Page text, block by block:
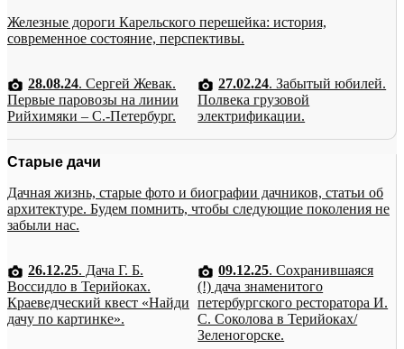
Железные дороги Карельского перешейка: история,
современное состояние, перспективы.
28.08.24. Сергей Жевак.
Первые паровозы на линии
Рийхимяки – С.-Петербург.
27.02.24. Забытый юбилей.
Полвека грузовой
электрификации.
Старые дачи
Дачная жизнь, старые фото и биографии дачников, статьи об
архитектуре. Будем помнить, чтобы следующие поколения не
забыли нас.
26.12.25. Дача Г. Б.
Воссидло в Терийоках.
Краеведческий квест «Найди
дачу по картинке».
09.12.25. Сохранившаяся
(!) дача знаменитого
петербургского ресторатора И.
С. Соколова в Терийоках/
Зеленогорске.